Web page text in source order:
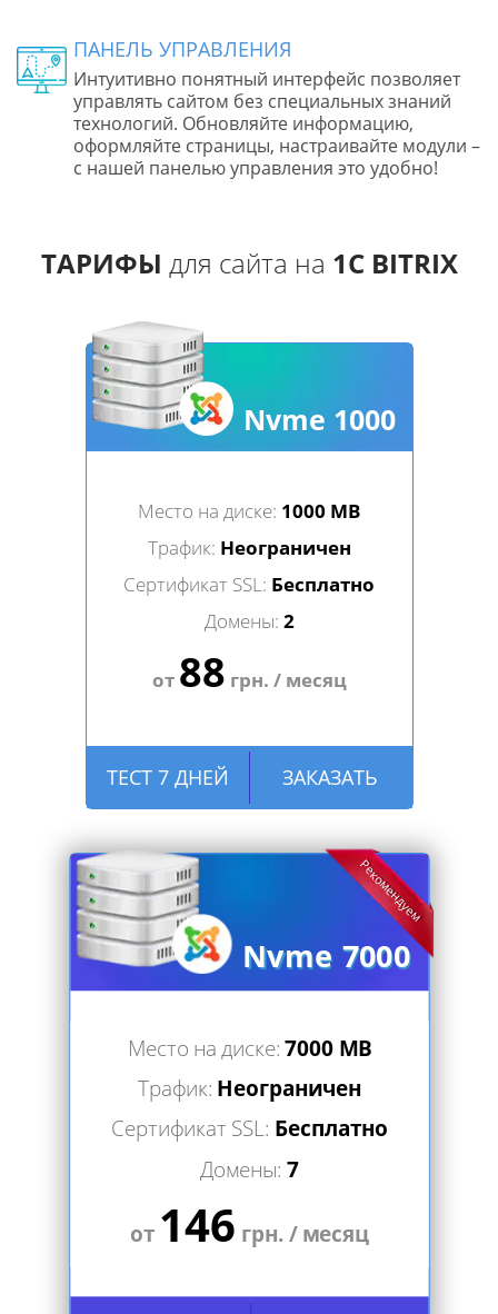
ПАНЕЛЬ УПРАВЛЕНИЯ
Интуитивно понятный интерфейс позволяет
управлять сайтом без специальных знаний
технологий. Обновляйте информацию,
оформляйте страницы, настраивайте модули –
с нашей панелью управления это удобно!
ТАРИФЫ для сайта на 1C BITRIX
Nvme 1000
Место на диске: 1000 MB
Трафик: Неограничен
Сертификат SSL: Бесплатно
Домены: 2
от 88 грн. / месяц
ТЕСТ 7 ДНЕЙ ЗАКАЗАТЬ
Nvme 7000
Рекомендуем
Место на диске:7000 MB
Трафик: Неограничен
Сертификат SSL: Бесплатно
Домены: 7
от 146 грн. / месяц